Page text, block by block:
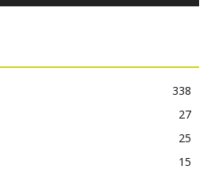
338
27
25
15